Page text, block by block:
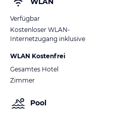
Verfügbar
Kostenloser WLAN-
Internetzugang inklusive
WLAN Kostenfrei
Gesamtes Hotel
Zimmer
Pool